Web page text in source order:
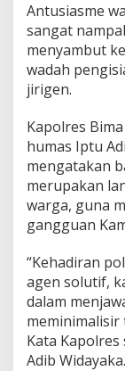
Antusiasme
sangat
menyambut
wadah
jirigen.
Kapolres
humas Iptu
mengatakan
merupakan
warga, guna
gangguan
“Kehadiran
agen solutif,
dalam
meminimalisir
Kata
Adib Widayaka.